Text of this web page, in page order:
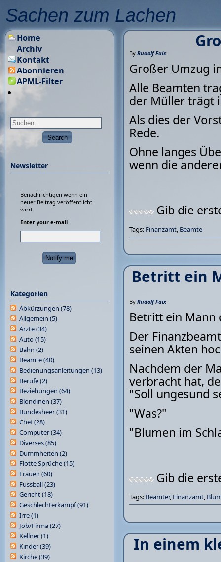
Sachen zum Lachen
By Rudolf Faix
Großer Umzug
Alle Beamten
der Müller trägt
Als dies der
Rede.
Ohne langes
wenn die
Gib die
Tags: Finanzamt, Beamte
Betritt ein
By Rudolf Faix
Betritt ein Mann
Der
seinen Akten
Nachdem der
verbracht hat,
"Soll ungesund
"Was?"
"Blumen im
Gib die
Tags: Beamter, Finanzamt,
In einem
Home
Archiv
Kontakt
Abonnieren
APML-Filter
Newsletter
Benachrichtigen wenn ein
neuer Beitrag veröffentlicht
wird.
Enter your e-mail
Kategorien
Abkürzungen (78)
Allgemein (5)
Ärzte(34)
Auto(15)
Bahn (2)
Beamte(40)
Bedienungsanleitungen (13)
Berufe(2)
Beziehungen (64)
Blondinen (37)
Bundesheer(31)
Chef(28)
Computer(34)
Diverses(85)
Dummheiten (2)
Flotte Sprüche(15)
Frauen (60)
Fussball(23)
Gericht(18)
Geschlechterkampf(91)
Irre(1)
Job/Firma(27)
Kellner(1)
Kinder(39)
Kirche(39)